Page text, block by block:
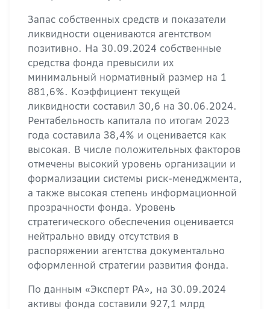
Запас собственных средств и показатели
ликвидности оцениваются агентством
позитивно. На 30.09.2024 собственные
средства фонда превысили их
минимальный нормативный размер на 1
881,6%. Коэффициент текущей
ликвидности составил 30,6 на 30.06.2024.
Рентабельность капитала по итогам 2023
года составила 38,4% и оценивается как
высокая. В числе положительных факторов
отмечены высокий уровень организации и
формализации системы риск-менеджмента,
а также высокая степень информационной
прозрачности фонда. Уровень
стратегического обеспечения оценивается
нейтрально ввиду отсутствия в
распоряжении агентства документально
оформленной стратегии развития фонда.
По данным «Эксперт РА», на 30.09.2024
активы фонда составили 927,1 млрд